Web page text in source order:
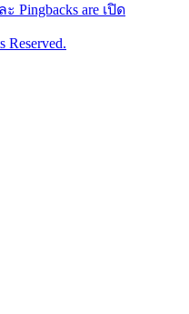
Pingbacks are เปิด
Reserved.